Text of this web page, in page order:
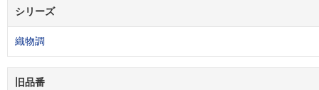
シリーズ
織物調
旧品番